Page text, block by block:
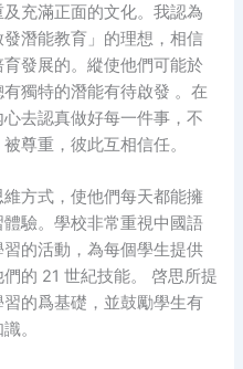
充滿正面的文化。我認為
潛能教育」的理想，相信
發展的。縱使他們可能於
獨特的潛能有待啟發 。在
去認真做好每一件事，不
尊重，彼此互相信任。
方式，使他們每天都能擁
驗。學校非常重視中國語
的活動，為每個學生提供
的 21 世紀技能。 啓思所提
的爲基礎，並鼓勵學生有
。